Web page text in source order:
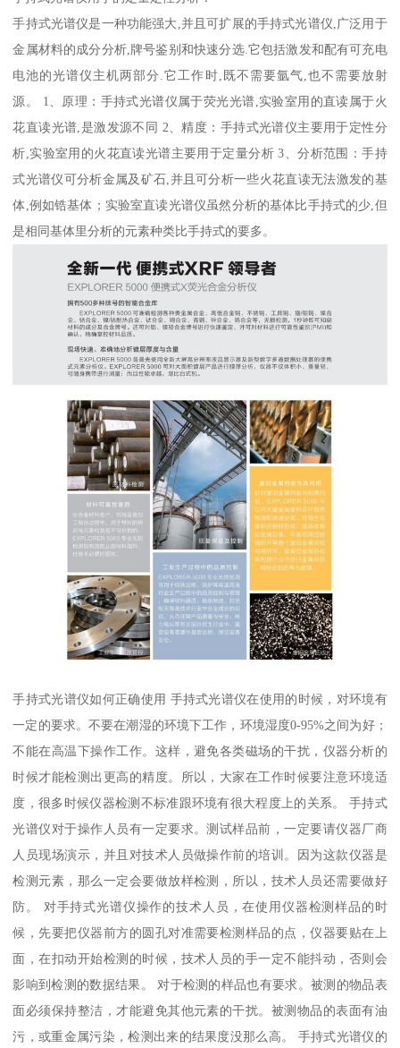
手持式光谱仪是一种功能强大,并且可扩展的手持式光谱仪,广泛用于
金属材料的成分分析,牌号鉴别和快速分选.它包括激发和配有可充电
电池的光谱仪主机两部分.它工作时,既不需要氩气,也不需要放射
源。 1、原理：手持式光谱仪属于荧光光谱,实验室用的直读属于火
花直读光谱,是激发源不同 2、精度：手持式光谱仪主要用于定性分
析,实验室用的火花直读光谱主要用于定量分析 3、分析范围：手持
式光谱仪可分析金属及矿石,并且可分析一些火花直读无法激发的基
体,例如锆基体；实验室直读光谱仪虽然分析的基体比手持式的少,但
是相同基体里分析的元素种类比手持式的要多。
手持式光谱仪如何正确使用 手持式光谱仪在使用的时候，对环境有
一定的要求。不要在潮湿的环境下工作，环境湿度0-95%之间为好；
不能在高温下操作工作。这样，避免各类磁场的干扰，仪器分析的
时候才能检测出更高的精度。所以，大家在工作时候要注意环境适
度，很多时候仪器检测不标准跟环境有很大程度上的关系。 手持式
光谱仪对于操作人员有一定要求。测试样品前，一定要请仪器厂商
人员现场演示，并且对技术人员做操作前的培训。因为这款仪器是
检测元素，那么一定会要做放样检测，所以，技术人员还需要做好
防。 对手持式光谱仪操作的技术人员，在使用仪器检测样品的时
候，先要把仪器前方的圆孔对准需要检测样品的点，仪器要贴在上
面，在扣动开始检测的时候，技术人员的手一定不能抖动，否则会
影响到检测的数据结果。 对于检测的样品也有要求。被测的物品表
面必须保持整洁，才能避免其他元素的干扰。被测物品的表面有油
污，或重金属污染，检测出来的结果度没那么高。 手持式光谱仪的